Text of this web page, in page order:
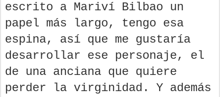
escrito a Mariví Bilbao un
papel más largo, tengo esa
espina, así que me gustaría
desarrollar ese personaje, el
de una anciana que quiere
perder la virginidad. Y además